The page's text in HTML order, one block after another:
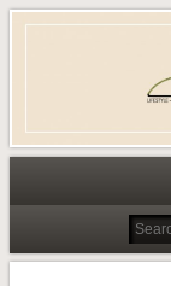
Dress-